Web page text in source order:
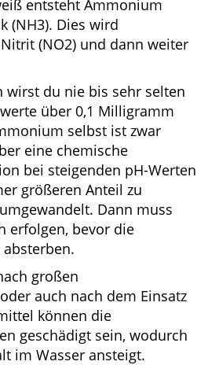
entsteht Ammonium
(NH3). Dies wird
(NO2) und dann weiter
wirst du nie bis sehr selten
über 0,1 Milligramm
selbst ist zwar
eine chemische
bei steigenden pH-Werten
größeren Anteil zu
Dann muss
erfolgen, bevor die
großen
auch nach dem Einsatz
können die
geschädigt sein, wodurch
im Wasser ansteigt.